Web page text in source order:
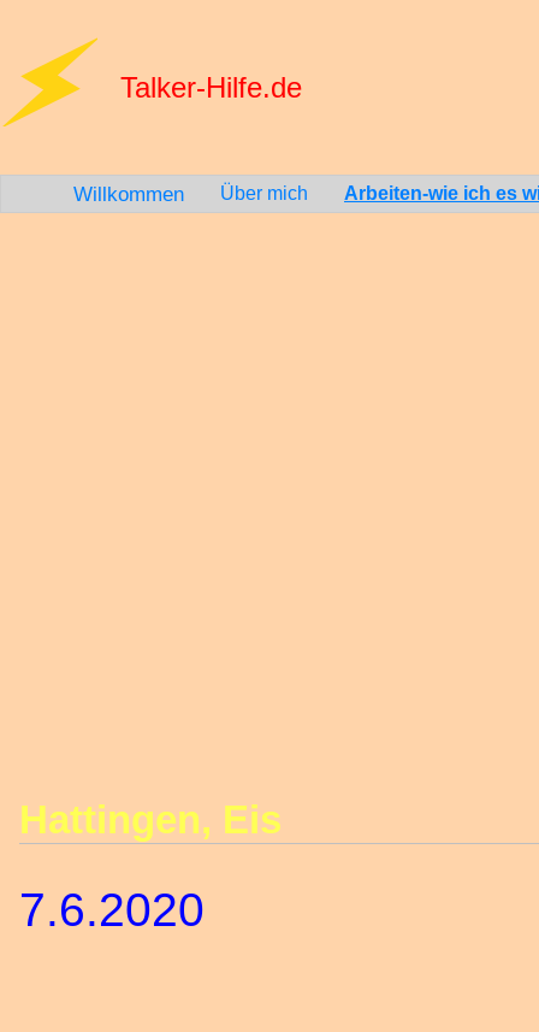
Talker-Hilfe.de
Willkommen Über mich Arbeiten-wie ich es
Hattingen, Eis
7.6.2020